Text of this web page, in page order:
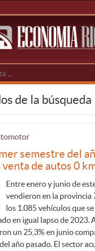
de la búsqueda
semestre del
venta de autos 0
Entre enero y junio de
vendieron en la provincia
los 1.085 vehículos que
en igual lapso de 2023.
un 25,3% en junio
año pasado. El sector